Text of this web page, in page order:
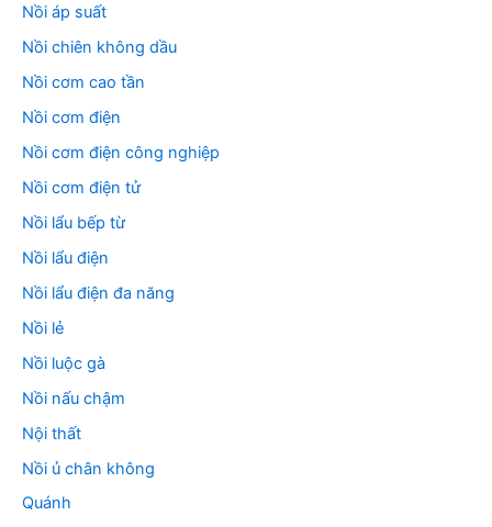
Nồi áp suất
Nồi chiên không dầu
Nồi cơm cao tần
Nồi cơm điện
Nồi cơm điện công nghiệp
Nồi cơm điện tử
Nồi lẩu bếp từ
Nồi lẩu điện
Nồi lẩu điện đa năng
Nồi lẻ
Nồi luộc gà
Nồi nấu chậm
Nội thất
Nồi ủ chân không
Quánh